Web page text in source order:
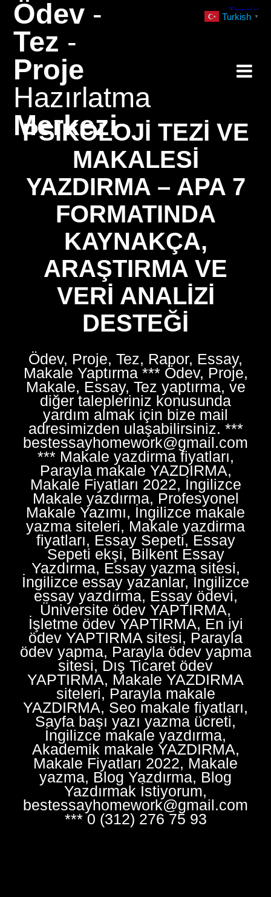
Ödev -
Tez -
Proje
Hazırlatma
Merkezi
PSIKOLOJI TEZI VE
MAKALESI
YAZDIRMA – APA 7
FORMATINDA
KAYNAKÇA,
ARAŞTIRMA VE
VERI ANALIZI
DESTEĞI
Ödev, Proje, Tez, Rapor, Essay,
Makale Yaptırma *** Ödev, Proje,
Makale, Essay, Tez yaptırma, ve
diğer talepleriniz konusunda
yardım almak için bize mail
adresimizden ulaşabilirsiniz. ***
bestessayhomework@gmail.com
*** Makale yazdirma fiyatları,
Parayla makale YAZDIRMA,
Makale Fiyatları 2022, İngilizce
Makale yazdırma, Profesyonel
Makale Yazımı, İngilizce makale
yazma siteleri, Makale yazdirma
fiyatları, Essay Sepeti, Essay
Sepeti ekşi, Bilkent Essay
Yazdırma, Essay yazma sitesi,
İngilizce essay yazanlar, İngilizce
essay yazdırma, Essay ödevi,
Üniversite ödev YAPTIRMA,
İşletme ödev YAPTIRMA, En iyi
ödev YAPTIRMA sitesi, Parayla
ödev yapma, Parayla ödev yapma
sitesi, Dış Ticaret ödev
YAPTIRMA, Makale YAZDIRMA
siteleri, Parayla makale
YAZDIRMA, Seo makale fiyatları,
Sayfa başı yazı yazma ücreti,
İngilizce makale yazdırma,
Akademik makale YAZDIRMA,
Makale Fiyatları 2022, Makale
yazma, Blog Yazdırma, Blog
Yazdırmak İstiyorum,
bestessayhomework@gmail.com
*** 0 (312) 276 75 93
Turkish ▼